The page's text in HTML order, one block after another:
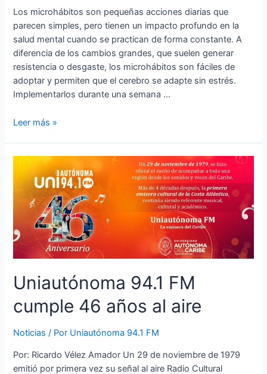
Los microhábitos son pequeñas acciones diarias que
parecen simples, pero tienen un impacto profundo en la
salud mental cuando se practican de forma constante. A
diferencia de los cambios grandes, que suelen generar
resistencia o desgaste, los microhábitos son fáciles de
adoptar y permiten que el cerebro se adapte sin estrés.
Implementarlos durante una semana …
Leer más »
Uniautónoma 94.1 FM
cumple 46 años al aire
Noticias / Por Uniautónoma 94.1 FM
Por: Ricardo Vélez Amador Un 29 de noviembre de 1979
emitió por primera vez su señal al aire Radio Cultural